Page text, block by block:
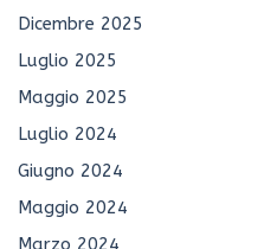
Dicembre 2025
Luglio 2025
Maggio 2025
Luglio 2024
Giugno 2024
Maggio 2024
Marzo 2024